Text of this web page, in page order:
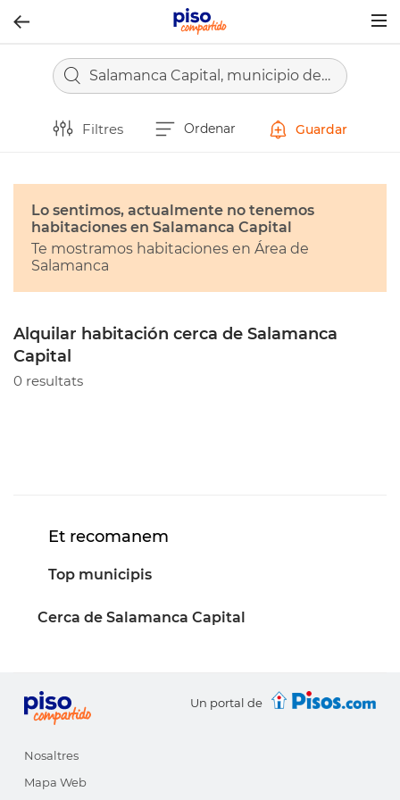
Salamanca Capital, municipio de Salamanca
Filtres Ordenar Guardar
Lo sentimos, actualmente no tenemos
habitaciones en Salamanca Capital
Te mostramos habitaciones en Área de
Salamanca
Alquilar habitación cerca de Salamanca
Capital
0 resultats
Et recomanem
Top municipis
Cerca de Salamanca Capital
Un portal de
Nosaltres
Mapa Web